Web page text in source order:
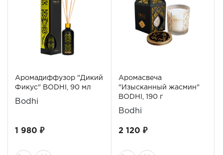
Аромадиффузор "Дикий
Фикус" BODHI, 90 мл
Bodhi
1 980 ₽
Аромасвеча
"Изысканный жасмин"
BODHI, 190 г
Bodhi
2 120 ₽